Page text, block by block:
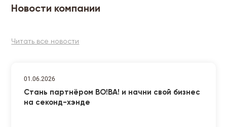
Новости компании
Читать все новости
01.06.2026
Стань партнёром ВО!ВА! и начни свой бизнес
на секонд-хэнде